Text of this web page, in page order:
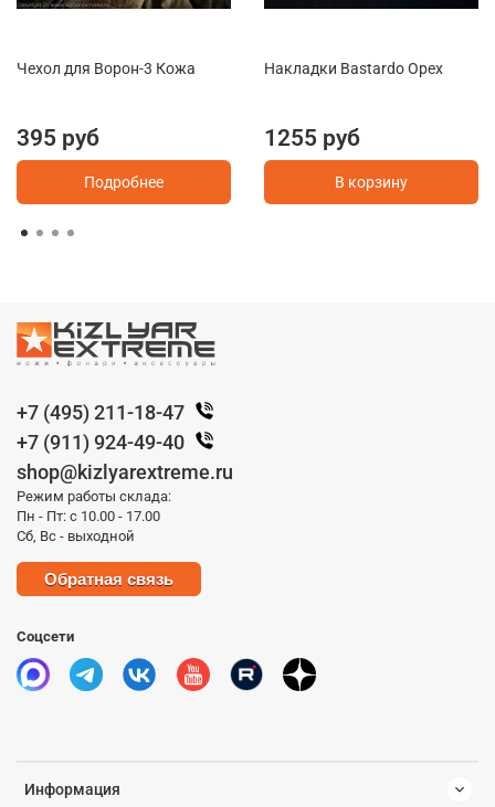
Чехол для Ворон-3 Кожа
395 руб
Подробнее
Накладки Bastardo Орех
1255 руб
В корзину
Информация
+7 (495) 211-18-47
+7 (911) 924-49-40
shop@kizlyarextreme.ru
Режим работы склада:
Пн - Пт: с 10.00 - 17.00
Сб, Вс - выходной
Обратная связь
Соцсети